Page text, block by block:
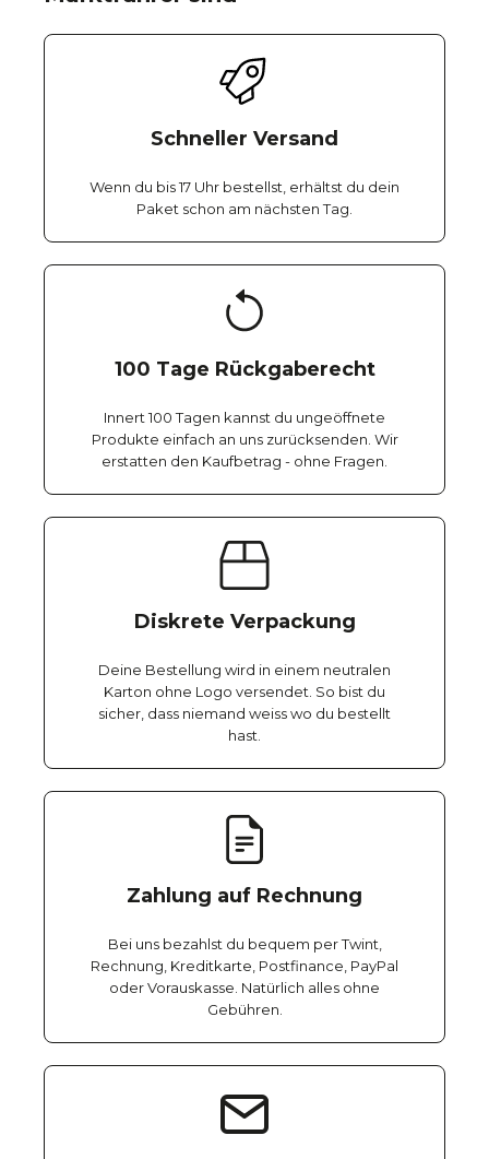
Schneller Versand
Wenn du bis 17 Uhr bestellst, erhältst du dein
Paket schon am nächsten Tag.
100 Tage Rückgaberecht
Innert 100 Tagen kannst du ungeöffnete
Produkte einfach an uns zurücksenden. Wir
erstatten den Kaufbetrag - ohne Fragen.
Diskrete Verpackung
Deine Bestellung wird in einem neutralen
Karton ohne Logo versendet. So bist du
sicher, dass niemand weiss wo du bestellt
hast.
Zahlung auf Rechnung
Bei uns bezahlst du bequem per Twint,
Rechnung, Kreditkarte, Postfinance, PayPal
oder Vorauskasse. Natürlich alles ohne
Gebühren.